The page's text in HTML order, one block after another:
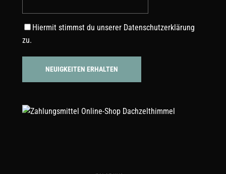
Hiermit stimmst du unserer Datenschutzerklärung
zu.